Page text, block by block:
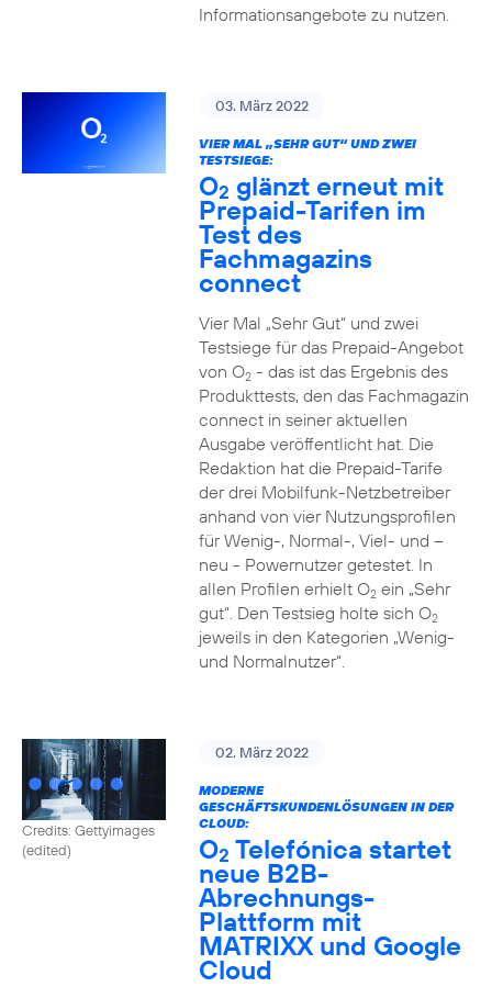
Informationsangebote zu nutzen.
03. März 2022
VIER MAL „SEHR GUT“ UND ZWEI
TESTSIEGE:
O2 glänzt erneut mit
Prepaid-Tarifen im
Test des
Fachmagazins
connect
Vier Mal „Sehr Gut“ und zwei
Testsiege für das Prepaid-Angebot
von O2- das ist das Ergebnis des
Produkttests, den das Fachmagazin
connect in seiner aktuellen
Ausgabe veröffentlicht hat. Die
Redaktion hat die Prepaid-Tarife
der drei Mobilfunk-Netzbetreiber
anhand von vier Nutzungsprofilen
für Wenig-, Normal-, Viel- und –
neu - Powernutzer getestet. In
allen Profilen erhielt O2ein „Sehr
gut“. Den Testsieg holte sich O2
jeweils in den Kategorien „Wenig-
und Normalnutzer“.
Credits: Gettyimages
(edited)
02. März 2022
MODERNE
GESCHÄFTSKUNDENLÖSUNGEN IN DER
CLOUD:
O2 Telefónica startet
neue B2B-
Abrechnungs-
Plattform mit
MATRIXX und Google
Cloud